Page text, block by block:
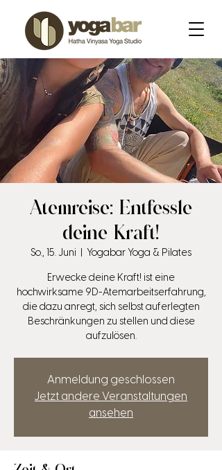
Atemreise: Entfessle
deine Kraft!
So., 15. Juni Yogabar Yoga & Pilates
Erwecke deine Kraft! ist eine
hochwirksame 9D-Atemarbeitserfahrung,
die dazu anregt, sich selbst auferlegten
Beschränkungen zu stellen und diese
aufzulösen.
Anmeldung geschlossen
Jetzt andere Veranstaltungen
ansehen